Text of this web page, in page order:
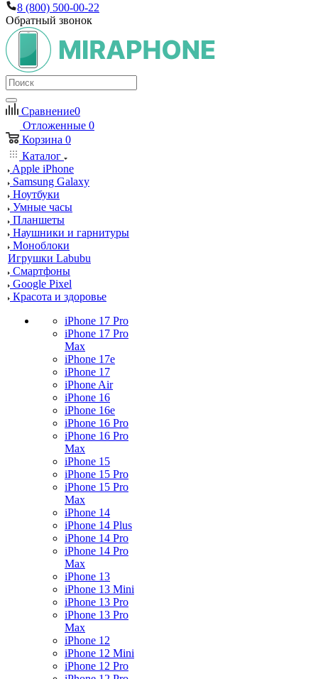
8 (800) 500-00-22
Обратный звонок
Сравнение0
Отложенные 0
Корзина 0
Каталог
Apple iPhone
Samsung Galaxy
Ноутбуки
Умные часы
Планшеты
Наушники и гарнитуры
Моноблоки
Игрушки Labubu
Смартфоны
Google Pixel
Красота и здоровье
iPhone 17 Pro
iPhone 17 Pro
Max
iPhone 17e
iPhone 17
iPhone Air
iPhone 16
iPhone 16e
iPhone 16 Pro
iPhone 16 Pro
Max
iPhone 15
iPhone 15 Pro
iPhone 15 Pro
Max
iPhone 14
iPhone 14 Plus
iPhone 14 Pro
iPhone 14 Pro
Max
iPhone 13
iPhone 13 Mini
iPhone 13 Pro
iPhone 13 Pro
Max
iPhone 12
iPhone 12 Mini
iPhone 12 Pro